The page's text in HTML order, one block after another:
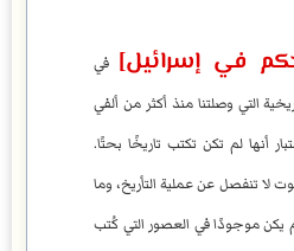
في إسرائيل] في
التي وصلتنا منذ أكثر من ألفي
أنها لم تكن تكتب تاريخًا بحتًا.
لا تنفصل عن عملية التأريخ، وما
يكن موجودًا في العصور التي كُتب